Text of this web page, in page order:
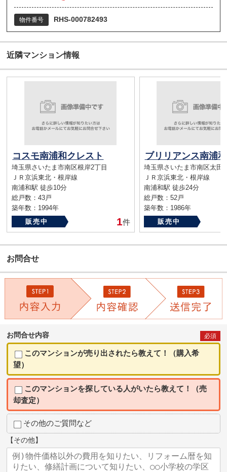
物件番号 RHS-000782493
近隣マンション情報
コスモ南浦和クレスト
埼玉県さいたま市南区根岸2丁目
ＪＲ京浜東北・根岸線
南浦和駅 徒歩10分
総戸数：43戸
築年数：1994年
販売中
1件
ブリリアンス南浦和
埼玉県さいたま市南区太田
ＪＲ京浜東北・根岸線
南浦和駅 徒歩24分
総戸数：52戸
築年数：1986年
販売中
お問合せ
お問合せ内容 必須
このマンションが売り出されたら教えて！（購入希
望）
このマンションを探している人がいたら教えて！（売
却査定）
その他のご質問など
【その他】